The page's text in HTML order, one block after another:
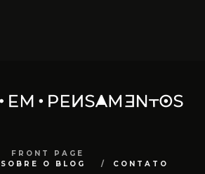
FRONT PAGE
SOBRE O BLOG CONTATO